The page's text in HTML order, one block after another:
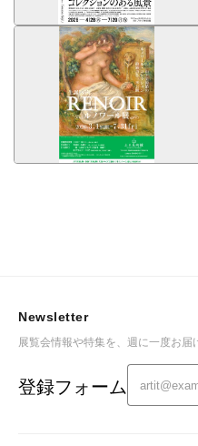
Newsletter
展覧会情報や特集を、週に一度お届
登録フォーム